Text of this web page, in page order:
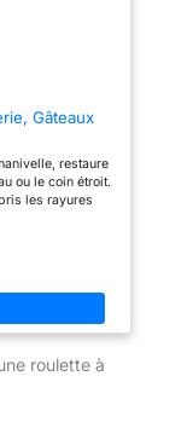
(tartes, cupcakes,
à pizza, couper le
répartir les garnitures
de pâtisserie
Facile à ranger et
– Chaque spatule
compact. Durables,
et conçues pour les
amateurs comme
Gâteaux
restaure
ou le coin étroit.
les rayures
rouillera pas et
à utiliser】
la spatule à
ne glisse pas
est très
liquide et le
roulette à